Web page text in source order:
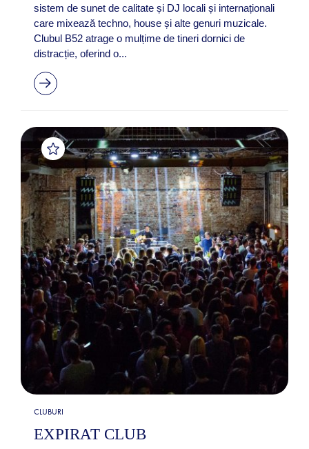
sistem de sunet de calitate și DJ locali și internaționali
care mixează techno, house și alte genuri muzicale.
Clubul B52 atrage o mulțime de tineri dornici de
distracție, oferind o...
CLUBURI
EXPIRAT CLUB